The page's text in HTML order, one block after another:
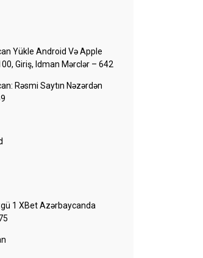
Yükle Android Və Apple
Giriş, Idman Mərclər – 642
Rəsmi Saytın Nəzərdən
1 XBet Azərbaycanda